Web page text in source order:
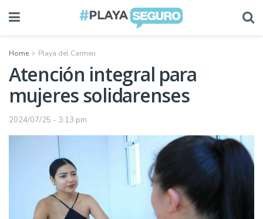
Home Playa del Carmen
Atención integral para
mujeres solidarenses
2024/07/25 - 3:13 pm